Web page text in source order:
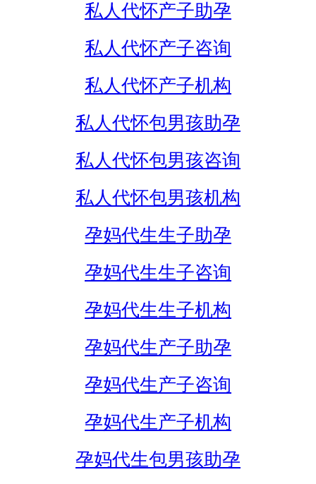
私人代怀产子助孕
私人代怀产子咨询
私人代怀产子机构
私人代怀包男孩助孕
私人代怀包男孩咨询
私人代怀包男孩机构
孕妈代生生子助孕
孕妈代生生子咨询
孕妈代生生子机构
孕妈代生产子助孕
孕妈代生产子咨询
孕妈代生产子机构
孕妈代生包男孩助孕